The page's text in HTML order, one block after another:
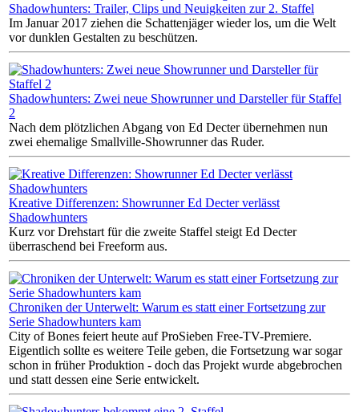
Shadowhunters: Trailer, Clips und Neuigkeiten zur 2. Staffel
Im Januar 2017 ziehen die Schattenjäger wieder los, um die Welt
vor dunklen Gestalten zu beschützen.
Shadowhunters: Zwei neue Showrunner und Darsteller für Staffel
2
Nach dem plötzlichen Abgang von Ed Decter übernehmen nun
zwei ehemalige Smallville-Showrunner das Ruder.
Kreative Differenzen: Showrunner Ed Decter verlässt
Shadowhunters
Kurz vor Drehstart für die zweite Staffel steigt Ed Decter
überraschend bei Freeform aus.
Chroniken der Unterwelt: Warum es statt einer Fortsetzung zur
Serie Shadowhunters kam
City of Bones feiert heute auf ProSieben Free-TV-Premiere.
Eigentlich sollte es weitere Teile geben, die Fortsetzung war sogar
schon in früher Produktion - doch das Projekt wurde abgebrochen
und statt dessen eine Serie entwickelt.